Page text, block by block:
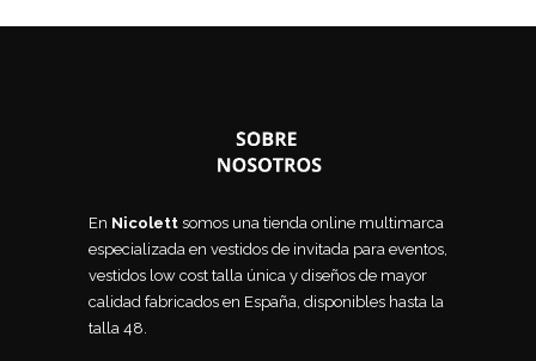
En Nicolett somos una tienda online multimarca
especializada en vestidos de invitada para eventos,
vestidos low cost talla única y diseños de mayor
calidad fabricados en España, disponibles hasta la
talla 48.